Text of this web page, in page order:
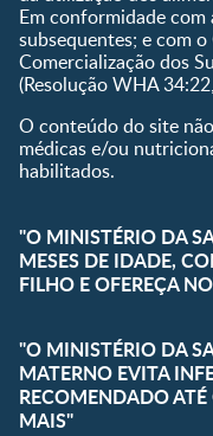
Em conformidade
subsequentes; e com
Comercialização dos
(Resolução WHA
O conteúdo do site
médicas e/ou
habilitados.
"O MINISTÉRIO DA
MESES DE IDADE,
FILHO E OFEREÇA
"O MINISTÉRIO DA
MATERNO EVITA
RECOMENDADO
MAIS"